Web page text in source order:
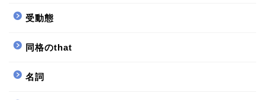
受動態
同格のthat
名詞